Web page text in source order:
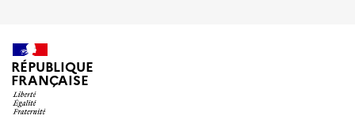
RÉPUBLIQUE
FRANÇAISE